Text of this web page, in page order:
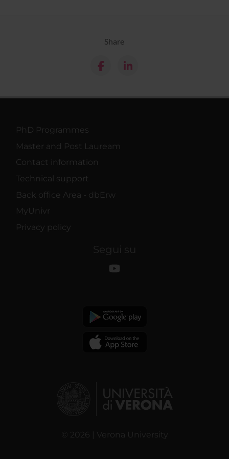
Share
PhD Programmes
Master and Post Lauream
Contact information
Technical support
Back office Area - dbErw
MyUnivr
Privacy policy
Segui su
© 2026 | Verona University